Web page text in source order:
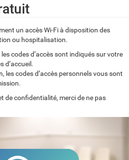
un accès Wi-Fi à disposition des
ou hospitalisation.
codes d’accès sont indiqués sur votre
d’accueil.
les codes d’accès personnels vous sont
de confidentialité, merci de ne pas